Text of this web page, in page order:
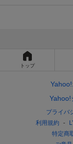
トップ
Yahoo!
プライバ
利用規約
特定商